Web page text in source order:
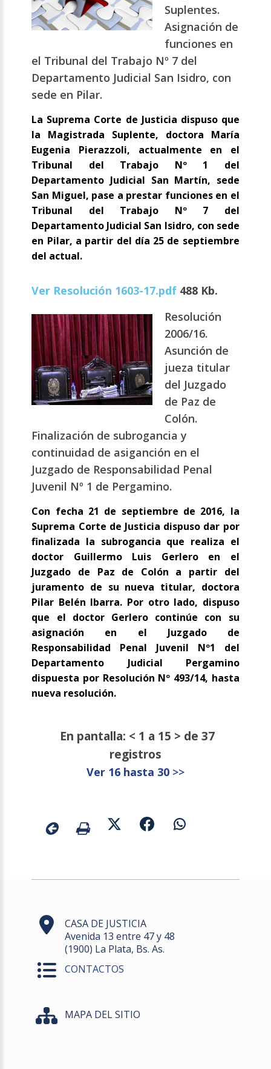
Suplentes.
Asignación de
funciones en
el Tribunal del Trabajo Nº 7 del
Departamento Judicial San Isidro, con
sede en Pilar.
La Suprema Corte de Justicia dispuso que
la Magistrada Suplente, doctora María
Eugenia Pierazzoli, actualmente en el
Tribunal del Trabajo Nº 1 del
Departamento Judicial San Martín, sede
San Miguel, pase a prestar funciones en el
Tribunal del Trabajo Nº 7 del
Departamento Judicial San Isidro, con sede
en Pilar, a partir del día 25 de septiembre
del actual.
Ver Resolución 1603-17.pdf 488 Kb.
Resolución
2006/16.
Asunción de
jueza titular
del Juzgado
de Paz de
Colón.
Finalización de subrogancia y
continuidad de asiganción en el
Juzgado de Responsabilidad Penal
Juvenil Nº 1 de Pergamino.
Con fecha 21 de septiembre de 2016, la
Suprema Corte de Justicia dispuso dar por
finalizada la subrogancia que realiza el
doctor Guillermo Luis Gerlero en el
Juzgado de Paz de Colón a partir del
juramento de su nueva titular, doctora
Pilar Belén Ibarra. Por otro lado, dispuso
que el doctor Gerlero continúe con su
asignación en el Juzgado de
Responsabilidad Penal Juvenil Nº1 del
Departamento Judicial Pergamino
dispuesta por Resolución Nº 493/14, hasta
nueva resolución.
En pantalla: < 1 a 15 > de 37
registros
Ver 16 hasta 30 >>
CASA DE JUSTICIA
Avenida 13 entre 47 y 48
(1900) La Plata, Bs. As.
CONTACTOS
MAPA DEL SITIO